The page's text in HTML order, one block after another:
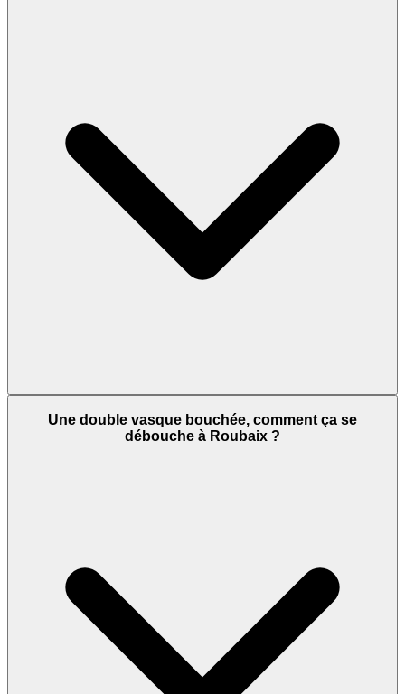
Une double vasque bouchée, comment ça se
débouche à Roubaix ?